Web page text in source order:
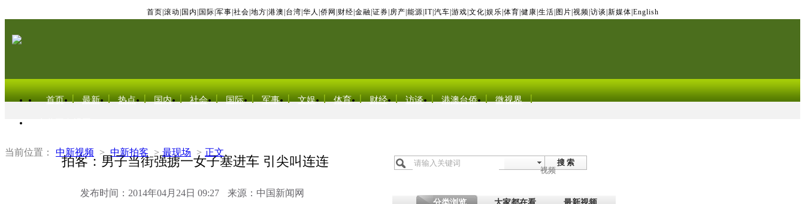
首页 滚动 国内 国际 军事 社会 地方 港澳 台湾 华人 侨网 财经 金融 证券 房产 能源 IT| 汽车 游戏 文化 娱乐 体育 健康 生活 图片 视频 访谈 新媒体 English
首页 最新 热点 国内 社会 国际 军事 文娱 体育 财经 访谈 港澳台侨 微视界
当前位置： 中新视频 > 中新拍客 > 最现场 > 正文
拍客：男子当街强掳一女子塞进车 引尖叫连连
发布时间：2014年04月24日 09:27 来源：中国新闻网
搜 索
视频